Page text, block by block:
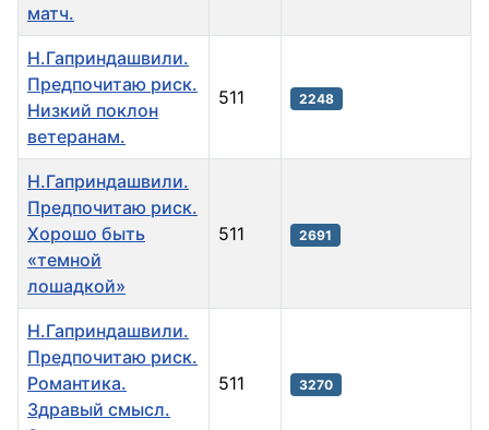
матч.
Н.Гаприндашвили.
Предпочитаю риск.
Низкий поклон
ветеранам.
511 2248
Н.Гаприндашвили.
Предпочитаю риск.
Хорошо быть
«темной
лошадкой»
511 2691
Н.Гаприндашвили.
Предпочитаю риск.
Романтика.
Здравый смысл.
511 3270